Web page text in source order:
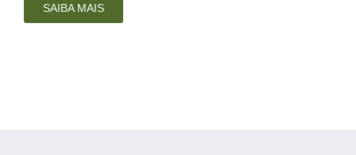
SAIBA MAIS